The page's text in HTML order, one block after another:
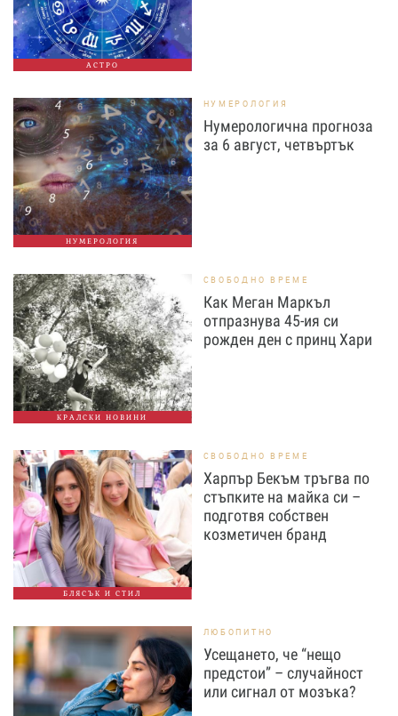
АСТРО
НУМЕРОЛОГИЯ
НУМЕРОЛОГИЯ
Нумерологична прогноза
за 6 август, четвъртък
КРАЛСКИ НОВИНИ
СВОБОДНО ВРЕМЕ
Как Меган Маркъл
отпразнува 45-ия си
рожден ден с принц Хари
БЛЯСЪК И СТИЛ
СВОБОДНО ВРЕМЕ
Харпър Бекъм тръгва по
стъпките на майка си –
подготвя собствен
козметичен бранд
ЛЮБОПИТНО
Усещането, че “нещо
предстои” – случайност
или сигнал от мозъка?